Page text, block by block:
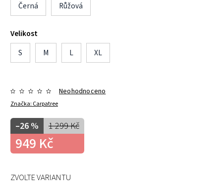
Černá
Růžová
Velikost
S
M L XL
Značka: Carpatree
Neohodnoceno
1 299 Kč
–26 %
949 Kč
ZVOLTE VARIANTU